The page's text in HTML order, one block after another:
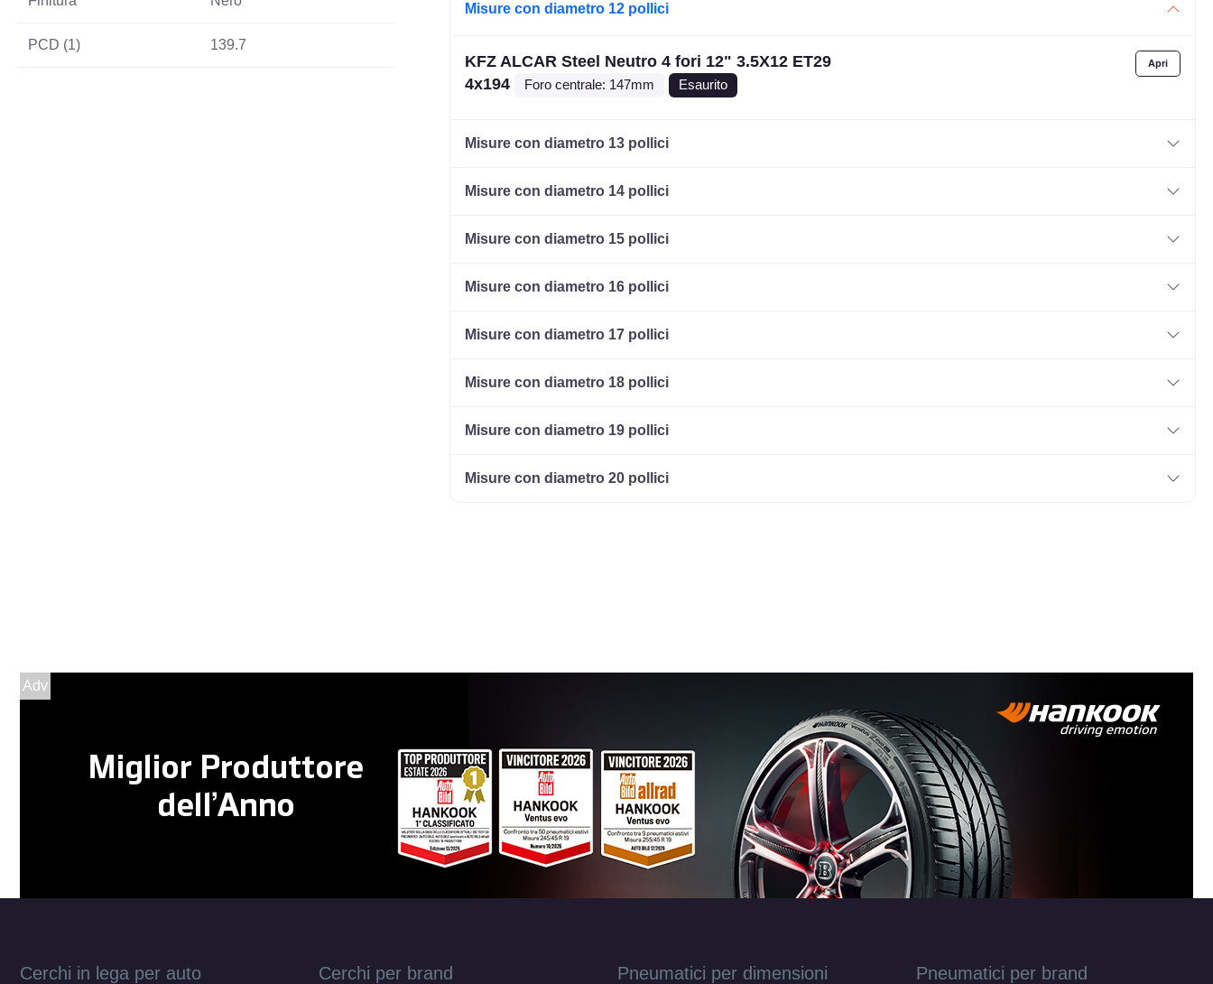
PCD (1) 139.7
Misure con diametro 12 pollici
KFZ ALCAR Steel Neutro 4 fori 12" 3.5X12 ET29
4x194
Foro centrale: 147mm Esaurito
Misure con diametro 13 pollici
Misure con diametro 14 pollici
Misure con diametro 15 pollici
Misure con diametro 16 pollici
Misure con diametro 17 pollici
Misure con diametro 18 pollici
Misure con diametro 19 pollici
Misure con diametro 20 pollici
Adv
Cerchi in lega per auto Cerchi per brand Pneumatici per dimensioni Pneumatici per brand